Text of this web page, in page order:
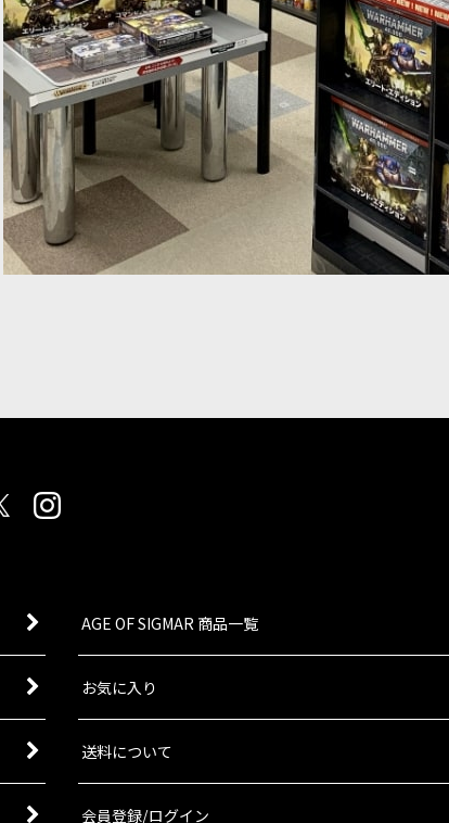
ットの闇の魔術を操り、いかなる代償を払ってでもさらなる力
AGE OF SIGMAR 商品一覧
お気に入り
送料について
会員登録/ログイン